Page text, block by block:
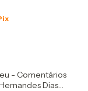
- Comentários
Dias